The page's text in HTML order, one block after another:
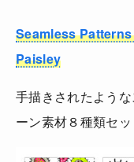
Seamless
Paisley
手描きされたよう
ーン素材８種類セッ